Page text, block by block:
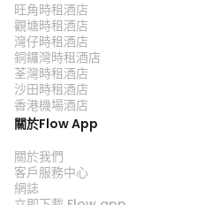
旺角時租酒店
觀塘時租酒店
灣仔時租酒店
銅鑼灣時租酒店
荃灣時租酒店
沙田時租酒店
香港機場酒店
關於Flow App
關於我們
客戶服務中心
網誌